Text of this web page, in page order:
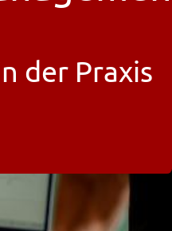
der Praxis